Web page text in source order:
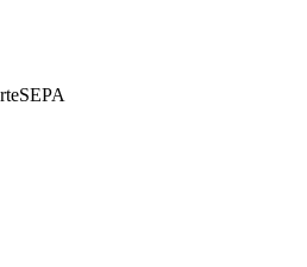
SEPA